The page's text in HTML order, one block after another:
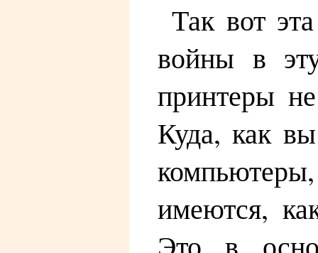
Так вот
войны в
принтеры
Куда, как
имеются,